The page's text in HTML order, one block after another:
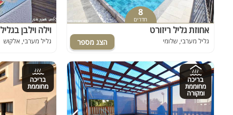
8
חדרים
אחוזת גליל ריזורט
גליל מערבי, שלומי
וילה וילבן בגליל
גליל מערבי, אלקוש
בריכה
מחוממת
ומקורה
בריכה
מחוממת